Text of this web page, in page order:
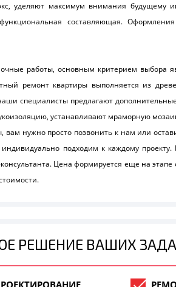
уделяют максимум внимания будущему
составляющая.
работы, основным критерием выбора
ремонт квартиры выполняется из
специалисты предлагают
устанавливают мраморную
вам нужно просто позвонить к нам или
подходим к каждому
Цена формируется еще на этапе
РЕШЕНИЕ ВАШИХ